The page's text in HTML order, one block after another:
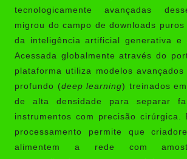
tecnologicamente avançadas
migrou do campo de downloads
da inteligência artificial generativa e
Acessada globalmente através do
plataforma utiliza modelos
profundo (deep learning) treinados
de alta densidade para separar
instrumentos com precisão cirúrgica.
processamento permite que
alimentem a rede com